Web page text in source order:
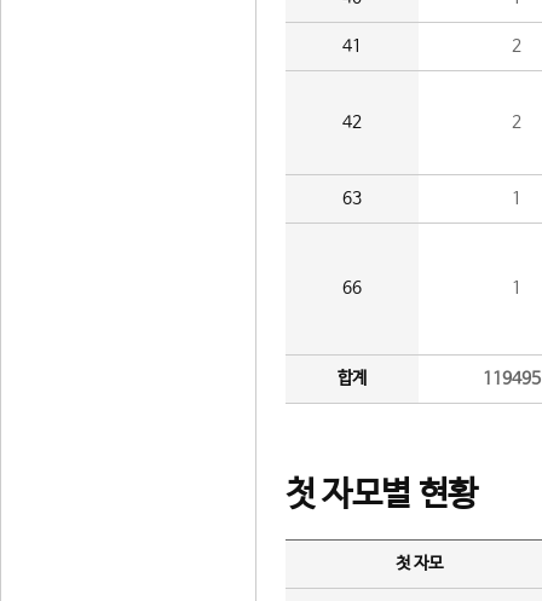
41 2
42 2
63 1
66 1
합계
첫 자모별 현황
첫 자모